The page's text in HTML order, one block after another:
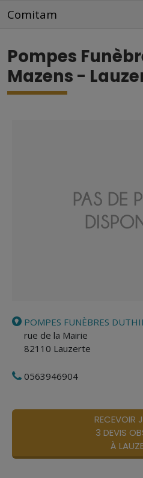
Comitam
Pompes
Mazens -
POMPES FUNÈBRES
rue de la Mairie
82110 Lauzerte
0563946904
RECEVOIR
3 DEVIS
À